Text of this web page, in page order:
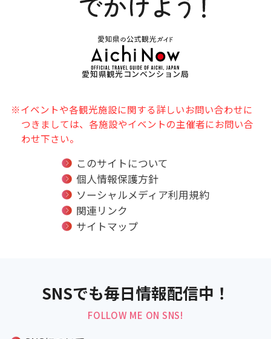
愛知県観光コンベンション局
※イベントや各観光施設に関する詳しいお問い合わせに
つきましては、各施設やイベントの主催者にお問い合
わせ下さい。
このサイトについて
個人情報保護方針
ソーシャルメディア利用規約
関連リンク
サイトマップ
SNSでも毎日情報配信中！
FOLLOW ME ON SNS!